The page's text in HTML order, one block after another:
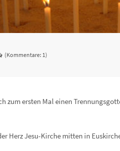
(Kommentare: 1)
zum ersten Mal einen
Herz Jesu-Kirche mitten in